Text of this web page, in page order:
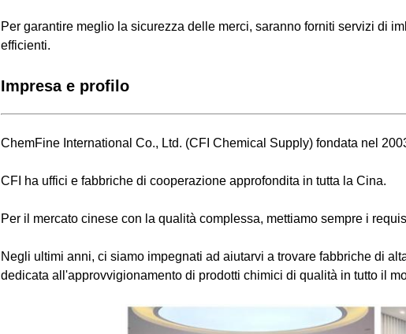
Per garantire meglio la sicurezza delle merci, saranno forniti servizi di
efficienti.
Impresa e profilo
ChemFine International Co., Ltd. (CFI Chemical Supply) fondata nel
CFI ha uffici e fabbriche di cooperazione approfondita in tutta la Cina.
Per il mercato cinese con la qualità complessa, mettiamo sempre i
Negli ultimi anni, ci siamo impegnati ad aiutarvi a trovare fabbriche di
dedicata all'approvvigionamento di prodotti chimici di qualità in tutto il